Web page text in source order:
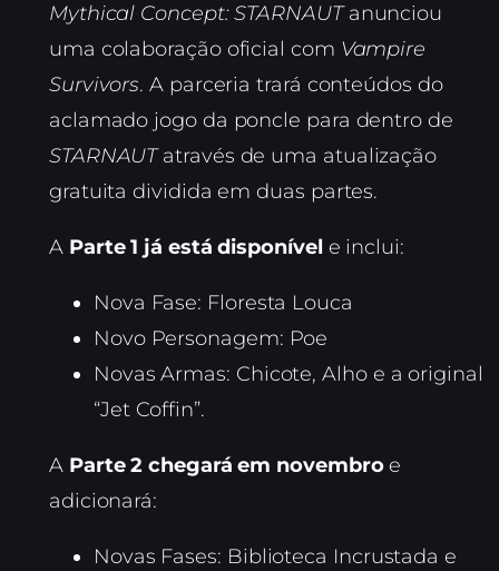
Mythical Concept: STARNAUTanunciou
uma colaboração oficial com Vampire
Survivors. A parceria trará conteúdos do
aclamado jogo da poncle para dentro de
STARNAUTatravés de uma atualização
gratuita dividida em duas partes.
A Parte 1 já está disponível e inclui:
Nova Fase: Floresta Louca
Novo Personagem: Poe
Novas Armas: Chicote, Alho e a original
“Jet Coffin”.
A Parte 2 chegará em novembroe
adicionará:
Novas Fases: Biblioteca Incrustada e